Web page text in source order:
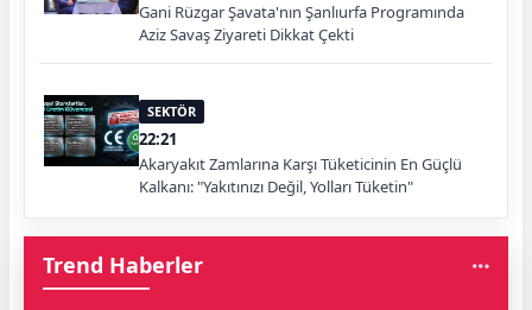
Gani Rüzgar Şavata'nın Şanlıurfa Programında
Aziz Savaş Ziyareti Dikkat Çekti
SEKTÖR
22:21
Akaryakıt Zamlarına Karşı Tüketicinin En Güçlü
Kalkanı: "Yakıtınızı Değil, Yolları Tüketin"
Trend Haberler